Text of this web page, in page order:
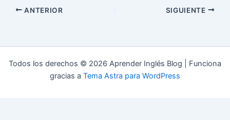
ANTERIOR SIGUIENTE
Todos los derechos © 2026 Aprender Inglés Blog | Funciona
gracias a Tema Astra para WordPress